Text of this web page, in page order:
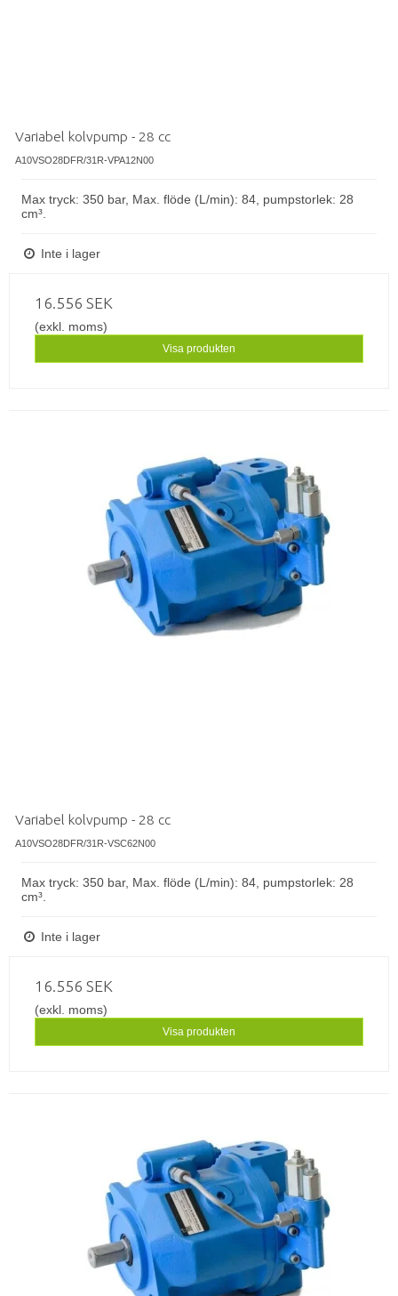
Variabel kolvpump - 28 cc
A10VSO28DFR/31R-VPA12N00
Max tryck: 350 bar, Max. flöde (L/min): 84, pumpstorlek: 28
cm³.
Inte i lager
16.556 SEK
(exkl. moms)
Visa produkten
Variabel kolvpump - 28 cc
A10VSO28DFR/31R-VSC62N00
Max tryck: 350 bar, Max. flöde (L/min): 84, pumpstorlek: 28
cm³.
Inte i lager
16.556 SEK
(exkl. moms)
Visa produkten